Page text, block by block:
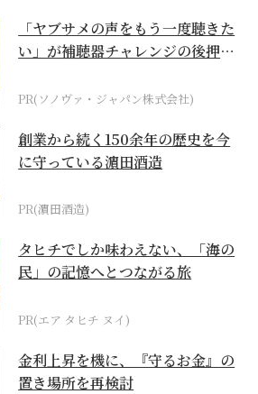
「ヤブサメの声をもう一度聴きた
い」が補聴器チャレンジの後押し
PR(ソノヴァ・ジャパン株式会社)
創業から続く150余年の歴史を今
に守っている濵田酒造
PR(濵田酒造)
タヒチでしか味わえない、「海の
民」の記憶へとつながる旅
PR(エア タヒチ ヌイ)
金利上昇を機に、『守るお金』の
置き場所を再検討